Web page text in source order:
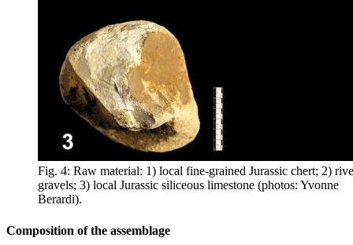
Fig. 4: Raw material: 1) local fine-grained Jurassic chert; 2)
gravels; 3) local Jurassic siliceous limestone (photos: Yvonne
Berardi).
Composition of the assemblage